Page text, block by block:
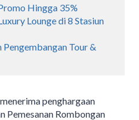
Hingga 35%
Lounge di 8 Stasiun
Tour &
penghargaan
Pemesanan Rombongan